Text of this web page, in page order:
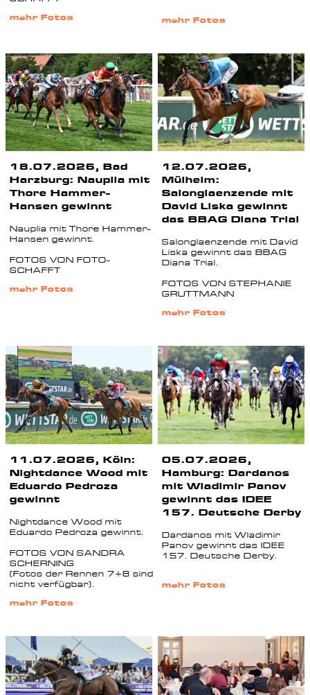
mehr Fotos mehr Fotos
18.07.2026, Bad
Harzburg: Nauplia mit
Thore Hammer-
Hansen gewinnt
Nauplia mit Thore Hammer-
Hansen gewinnt.
FOTOS VON FOTO-
SCHAFFT
mehr Fotos
12.07.2026,
Mülheim:
Salonglaenzende mit
David Liska gewinnt
das BBAG Diana Trial
Salonglaenzende mit David
Liska gewinnt das BBAG
Diana Trial.
FOTOS VON STEPHANIE
GRUTTMANN
mehr Fotos
11.07.2026, Köln:
Nightdance Wood mit
Eduardo Pedroza
gewinnt
Nightdance Wood mit
Eduardo Pedroza gewinnt.
FOTOS VON SANDRA
SCHERNING
(Fotos der Rennen 7+8 sind
nicht verfügbar).
mehr Fotos
05.07.2026,
Hamburg: Dardanos
mit Wladimir Panov
gewinnt das IDEE
157. Deutsche Derby
Dardanos mit Wladimir
Panov gewinnt das IDEE
157. Deutsche Derby.
mehr Fotos